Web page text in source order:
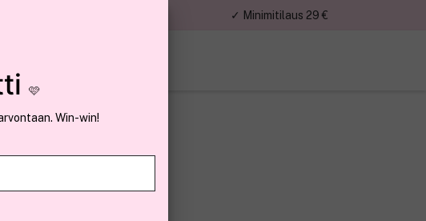
✓ Minimitilaus 29 €
🩷
Win-win!